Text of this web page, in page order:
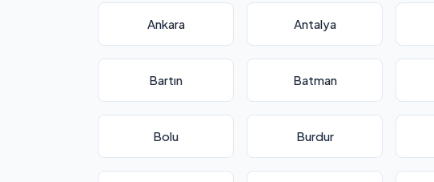
Ankara Antalya
Bartın Batman
Bolu Burdur